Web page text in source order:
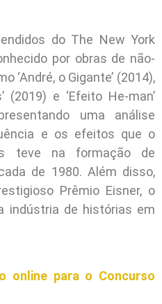
do The New York
por obras de não-
‘André, o Gigante’ (2014),
(2019) e ‘Efeito He-man’
uma análise
e os efeitos que o
teve na formação de
de 1980. Além disso,
Prêmio Eisner, o
indústria de histórias em
online para o Concurso